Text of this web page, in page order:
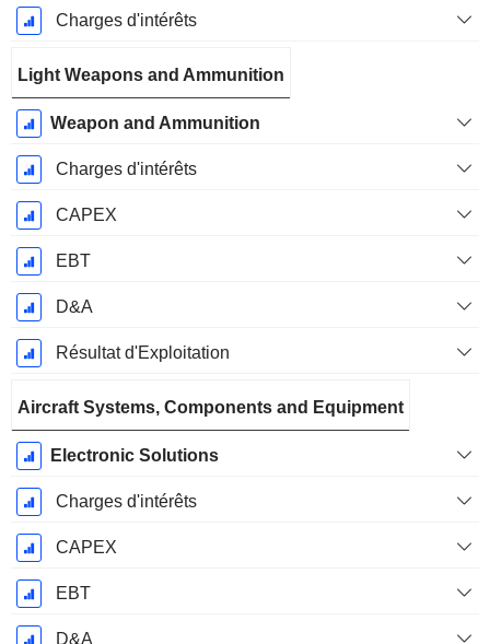
Charges d'intérêts
Light Weapons and Ammunition
Weapon and Ammunition
Charges d'intérêts
CAPEX
EBT
D&A
Résultat d'Exploitation
Aircraft Systems, Components and Equipment
Electronic Solutions
Charges d'intérêts
CAPEX
EBT
D&A